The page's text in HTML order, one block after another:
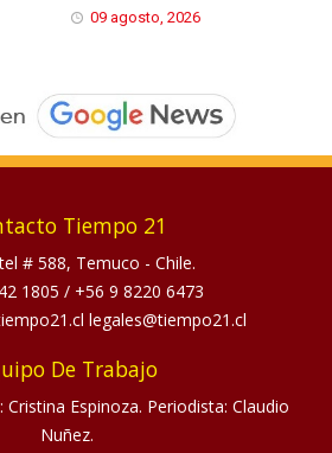
09 agosto, 2026
Tiempo 21
# 588, Temuco - Chile.
1805 / +56 9 8220 6473
legales@tiempo21.cl
De Trabajo
Espinoza. Periodista: Claudio
Nuñez.